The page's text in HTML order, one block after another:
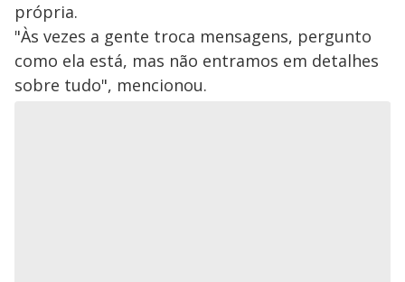
própria.
"Às vezes a gente troca mensagens, pergunto
como ela está, mas não entramos em detalhes
sobre tudo", mencionou.